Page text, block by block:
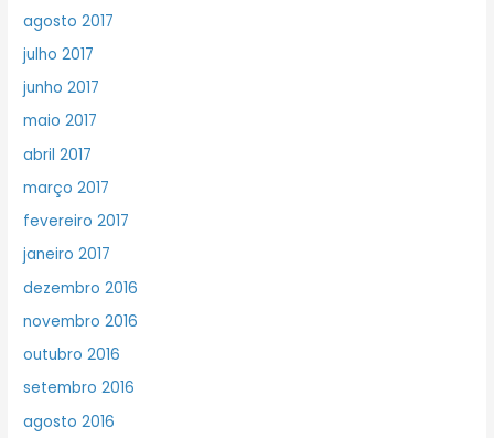
agosto 2017
julho 2017
junho 2017
maio 2017
abril 2017
março 2017
fevereiro 2017
janeiro 2017
dezembro 2016
novembro 2016
outubro 2016
setembro 2016
agosto 2016